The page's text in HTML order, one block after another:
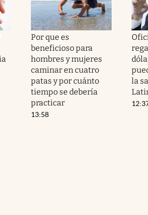
Por que es
beneficioso para
hombres y mujeres
caminar en cuatro
patas y por cuánto
tiempo se debería
practicar
13:58
la